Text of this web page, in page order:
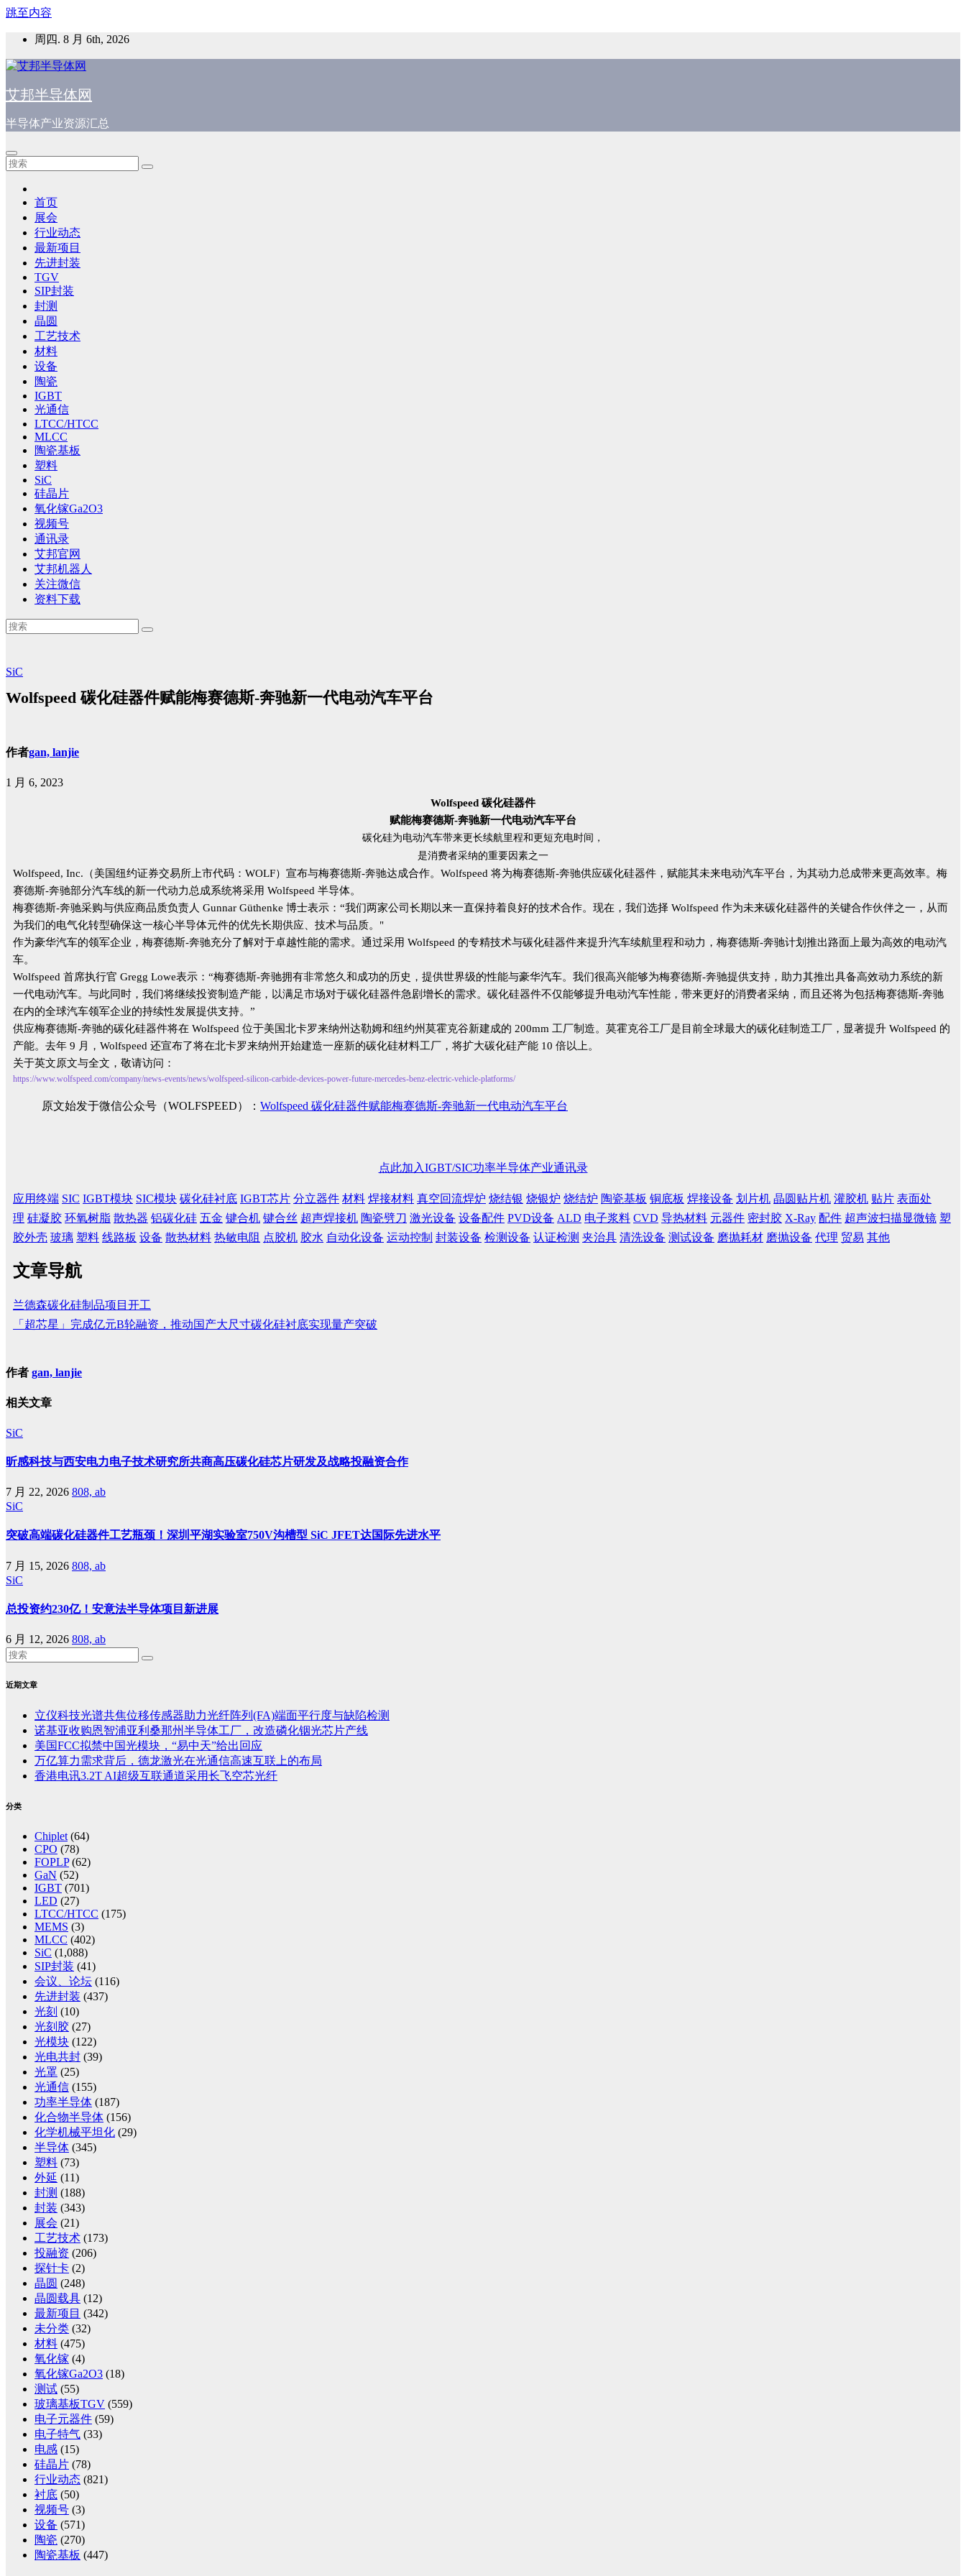
跳至内容
周四. 8 月 6th, 2026
艾邦半导体网
半导体产业资源汇总
首页
展会
行业动态
最新项目
先进封装
TGV
SIP封装
封测
晶圆
工艺技术
材料
设备
陶瓷
IGBT
光通信
LTCC/HTCC
MLCC
陶瓷基板
塑料
SiC
硅晶片
氧化镓Ga2O3
视频号
通讯录
艾邦官网
艾邦机器人
关注微信
资料下载
SiC
Wolfspeed 碳化硅器件赋能梅赛德斯-奔驰新一代电动汽车平台
作者gan, lanjie
1 月 6, 2023
Wolfspeed 碳化硅器件
赋能梅赛德斯-奔驰新一代电动汽车平台
碳化硅为电动汽车带来更长续航里程和更短充电时间，
是消费者采纳的重要因素之一
Wolfspeed, Inc.（美国纽约证券交易所上市代码：WOLF）宣布与梅赛德斯-奔驰达成合作。Wolfspeed 将为梅赛德斯-奔驰供应碳化硅器件，赋能其未来电动汽车平台，为其动力总成带来更高效率。梅
赛德斯-奔驰部分汽车线的新一代动力总成系统将采用 Wolfspeed 半导体。
梅赛德斯-奔驰采购与供应商品质负责人 Gunnar Güthenke 博士表示：“我们两家公司长期以来一直保持着良好的技术合作。现在，我们选择 Wolfspeed 作为未来碳化硅器件的关键合作伙伴之一，从而
为我们的电气化转型确保这一核心半导体元件的优先长期供应、技术与品质。"
作为豪华汽车的领军企业，梅赛德斯-奔驰充分了解对于卓越性能的需求。通过采用 Wolfspeed 的专精技术与碳化硅器件来提升汽车续航里程和动力，梅赛德斯-奔驰计划推出路面上最为高效的电动汽
车。
Wolfspeed 首席执行官 Gregg Lowe表示：“梅赛德斯-奔驰拥有非常悠久和成功的历史，提供世界级的性能与豪华汽车。我们很高兴能够为梅赛德斯-奔驰提供支持，助力其推出具备高效动力系统的新
一代电动汽车。与此同时，我们将继续投资制造产能，以满足市场对于碳化硅器件急剧增长的需求。碳化硅器件不仅能够提升电动汽车性能，带来更好的消费者采纳，而且还将为包括梅赛德斯-奔驰
在内的全球汽车领军企业的持续性发展提供支持。”
供应梅赛德斯-奔驰的碳化硅器件将在 Wolfspeed 位于美国北卡罗来纳州达勒姆和纽约州莫霍克谷新建成的 200mm 工厂制造。莫霍克谷工厂是目前全球最大的碳化硅制造工厂，显著提升 Wolfspeed 的
产能。去年 9 月，Wolfspeed 还宣布了将在北卡罗来纳州开始建造一座新的碳化硅材料工厂，将扩大碳化硅产能 10 倍以上。
关于英文原文与全文，敬请访问：
https://www.wolfspeed.com/company/news-events/news/wolfspeed-silicon-carbide-devices-power-future-mercedes-benz-electric-vehicle-platforms/
原文始发于微信公众号（WOLFSPEED）： Wolfspeed 碳化硅器件赋能梅赛德斯-奔驰新一代电动汽车平台
点此加入IGBT/SIC功率半导体产业通讯录
应用终端 SIC IGBT模块 SIC模块 碳化硅衬底 IGBT芯片 分立器件 材料 焊接材料 真空回流焊炉 烧结银 烧银炉 烧结炉 陶瓷基板 铜底板 焊接设备 划片机 晶圆贴片机 灌胶机 贴片 表面处
理 硅凝胶 环氧树脂 散热器 铝碳化硅 五金 键合机 键合丝 超声焊接机 陶瓷劈刀 激光设备 设备配件 PVD设备 ALD 电子浆料 CVD 导热材料 元器件 密封胶 X-Ray 配件 超声波扫描显微镜 塑
胶外壳 玻璃 塑料 线路板 设备 散热材料 热敏电阻 点胶机 胶水 自动化设备 运动控制 封装设备 检测设备 认证检测 夹治具 清洗设备 测试设备 磨抛耗材 磨抛设备 代理 贸易 其他
文章导航
兰德森碳化硅制品项目开工
「超芯星」完成亿元B轮融资，推动国产大尺寸碳化硅衬底实现量产突破
作者 gan, lanjie
相关文章
SiC
昕感科技与西安电力电子技术研究所共商高压碳化硅芯片研发及战略投融资合作
7 月 22, 2026 808, ab
SiC
突破高端碳化硅器件工艺瓶颈！深圳平湖实验室750V沟槽型 SiC JFET达国际先进水平
7 月 15, 2026 808, ab
SiC
总投资约230亿！安意法半导体项目新进展
6 月 12, 2026 808, ab
近期文章
立仪科技光谱共焦位移传感器助力光纤阵列(FA)端面平行度与缺陷检测
诺基亚收购恩智浦亚利桑那州半导体工厂，改造磷化铟光芯片产线
美国FCC拟禁中国光模块，“易中天”给出回应
万亿算力需求背后，德龙激光在光通信高速互联上的布局
香港电讯3.2T AI超级互联通道采用长飞空芯光纤
分类
Chiplet (64)
CPO (78)
FOPLP(62)
GaN (52)
IGBT (701)
LED (27)
LTCC/HTCC (175)
MEMS (3)
MLCC (402)
SiC (1,088)
SIP封装 (41)
会议、论坛 (116)
先进封装 (437)
光刻 (10)
光刻胶 (27)
光模块 (122)
光电共封 (39)
光罩 (25)
光通信 (155)
功率半导体 (187)
化合物半导体 (156)
化学机械平坦化 (29)
半导体 (345)
塑料 (73)
外延 (11)
封测 (188)
封装 (343)
展会 (21)
工艺技术 (173)
投融资 (206)
探针卡 (2)
晶圆 (248)
晶圆载具 (12)
最新项目 (342)
未分类 (32)
材料 (475)
氧化镓 (4)
氧化镓Ga2O3 (18)
测试 (55)
玻璃基板TGV (559)
电子元器件 (59)
电子特气 (33)
电感 (15)
硅晶片 (78)
行业动态 (821)
衬底 (50)
视频号 (3)
设备 (571)
陶瓷 (270)
陶瓷基板 (447)